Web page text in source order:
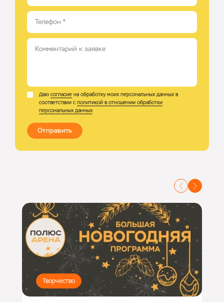
Телефон *
Комментарий к заявке
Даю согласие на обработку моих персональных данных в
соответствии с политикой в отношении обработки
персональных данных
Отправить
Творчество